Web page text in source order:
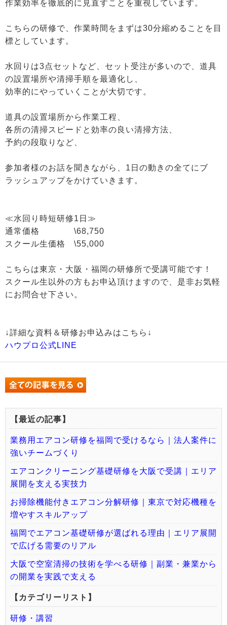
作業効率を徹底的に見直すことを重視しています。
こちらの研修で、作業時間をまずは30分縮めることを目
標としています。
水回りは3点セットなど、セット受注が多いので、道具
の設置場所や清掃手順を最適化し、
効率的にやっていくことが大切です。
道具の設置場所から作業工程、
各所の清掃スピードと効率の良い清掃方法、
予約の段取りなど、
参加者様のお話を聞きながら、1日の動きの全てにブ
ラッシュアップをかけていきます。
≪水回り時短研修1日≫
通常価格 \68,750
スクール生価格 \55,000
こちらは東京・大阪・福岡の研修所で受講可能です！
スクール生以外の方もお申込頂けますので、是非お気軽
にお問合せ下さい。
↓詳細な資料＆研修お申込みはこちら↓
ハウプロ公式LINE
【最近の記事】
業務用エアコン研修を福岡で受けるなら｜法人案件に
強いチームづくり
エアコンクリーニング基礎研修を大阪で受講｜エリア
展開を支える実技力
お掃除機能付きエアコン分解研修｜東京で対応機種を
増やすスキルアップ
福岡でエアコン基礎研修が選ばれる理由｜エリア展開
で広げる需要のリアル
大阪で空室清掃の技術を学べる研修｜副業・兼業から
の開業を実践で支える
【カテゴリーリスト】
研修・講習